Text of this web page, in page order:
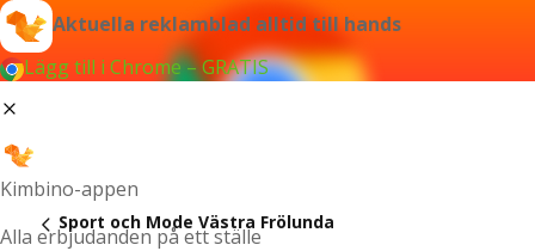
Aktuella reklamblad alltid till hands
Lägg till i Chrome – GRATIS
Kimbino-appen
Alla erbjudanden på ett ställe
Sport och Mode Västra Frölunda